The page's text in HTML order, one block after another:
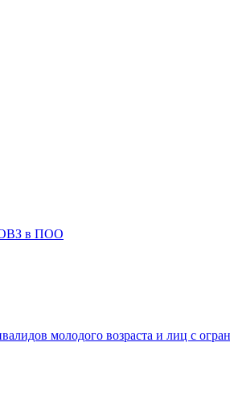
ОВЗ в ПОО
молодого возраста и лиц с